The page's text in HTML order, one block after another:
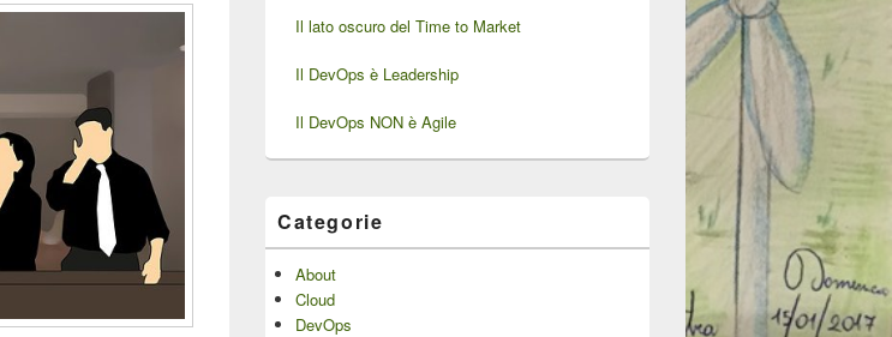
Il lato oscuro del Time to Market
Il DevOps è Leadership
Il DevOps NON è Agile
Categorie
About
Cloud
DevOps